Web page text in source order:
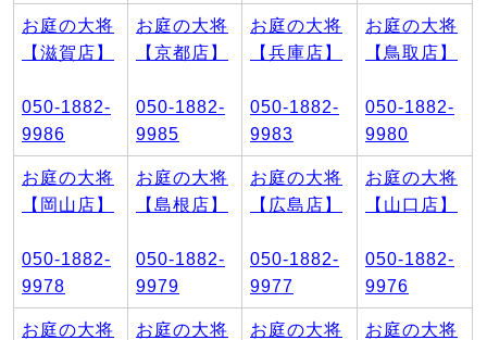
お庭の大将
【滋賀店】
050-1882-
9986
お庭の大将
【京都店】
050-1882-
9985
お庭の大将
【兵庫店】
050-1882-
9983
お庭の大将
【鳥取店】
050-1882-
9980
お庭の大将
【岡山店】
050-1882-
9978
お庭の大将
【島根店】
050-1882-
9979
お庭の大将
【広島店】
050-1882-
9977
お庭の大将
【山口店】
050-1882-
9976
お庭の大将
お庭の大将
お庭の大将
お庭の大将